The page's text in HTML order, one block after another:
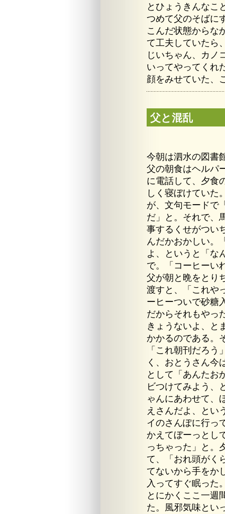
とひょうきんなこ
つめて父のそばに
こんだ状態からな
て工夫していたら
じいちゃん、カノ
いってやってくれ
顔をみせていた、
父と混乱
今朝は泗水の図書
父の朝食はヘルパ
に電話して、夕食
しく寝ぼけていた
が、文句モードで
だ」と。それで、
事するくせがつい
んだかおかしい。
よ、というと「な
で。「コーヒーい
父が朝と晩をとり
渡すと、「これや
ーヒーついで砂糖
だからそれもやっ
きょうないよ、と
かかるのである。
「これ朝刊だろ
く、おとうさん今
として「あんたお
ビつけてみよう、
ゃんにあわせて、
えさんだよ、とい
イのさんぽに行っ
かえてぼーっとし
っちゃった」と。
て、「おれ頭がく
てないから手をか
入ってすぐ眠った
とにかくここ一週
た。風邪気味とい